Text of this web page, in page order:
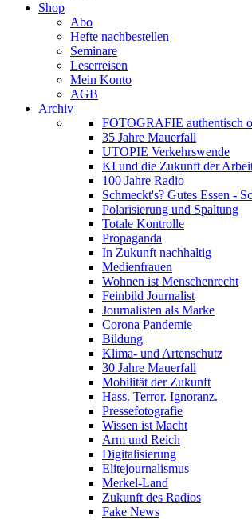
Shop
Abo
Hefte nachbestellen
Seminare
Leserreisen
Mein Konto
AGB
Archiv
FOTOGRAFIE authentisch
35 Jahre Mauerfall
UTOPIE Verkehrswende
KI und die Zukunft der
100 Jahre Radio
Schmeckt's? Gutes Essen -
Polarisierung und Spaltung
Totale Kontrolle
Propaganda
In Zukunft nachhaltig
Medienfrauen
Wohnen ist Menschenrecht
Feinbild Journalist
Journalisten als Marke
Corona Pandemie
Bildung
Klima- und Artenschutz
30 Jahre Mauerfall
Mobilität der Zukunft
Hass. Terror. Ignoranz.
Pressefotografie
Wissen ist Macht
Arm und Reich
Digitalisierung
Elitejournalismus
Merkel-Land
Zukunft des Radios
Fake News